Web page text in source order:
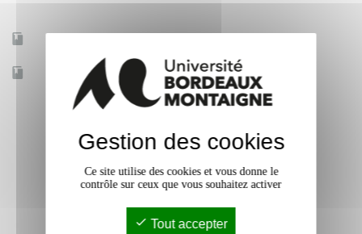
Accessible à distance Non
Gestion des cookies
Ce site utilise des cookies et vous donne le
contrôle sur ceux que vous souhaitez activer
Tout accepter